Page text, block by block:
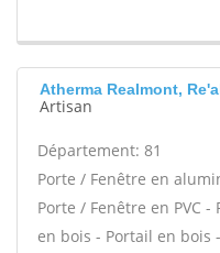
Atherma Realmont,
Artisan
Département: 81
Porte / Fenêtre en
Porte / Fenêtre en PVC -
en bois - Portail en bois